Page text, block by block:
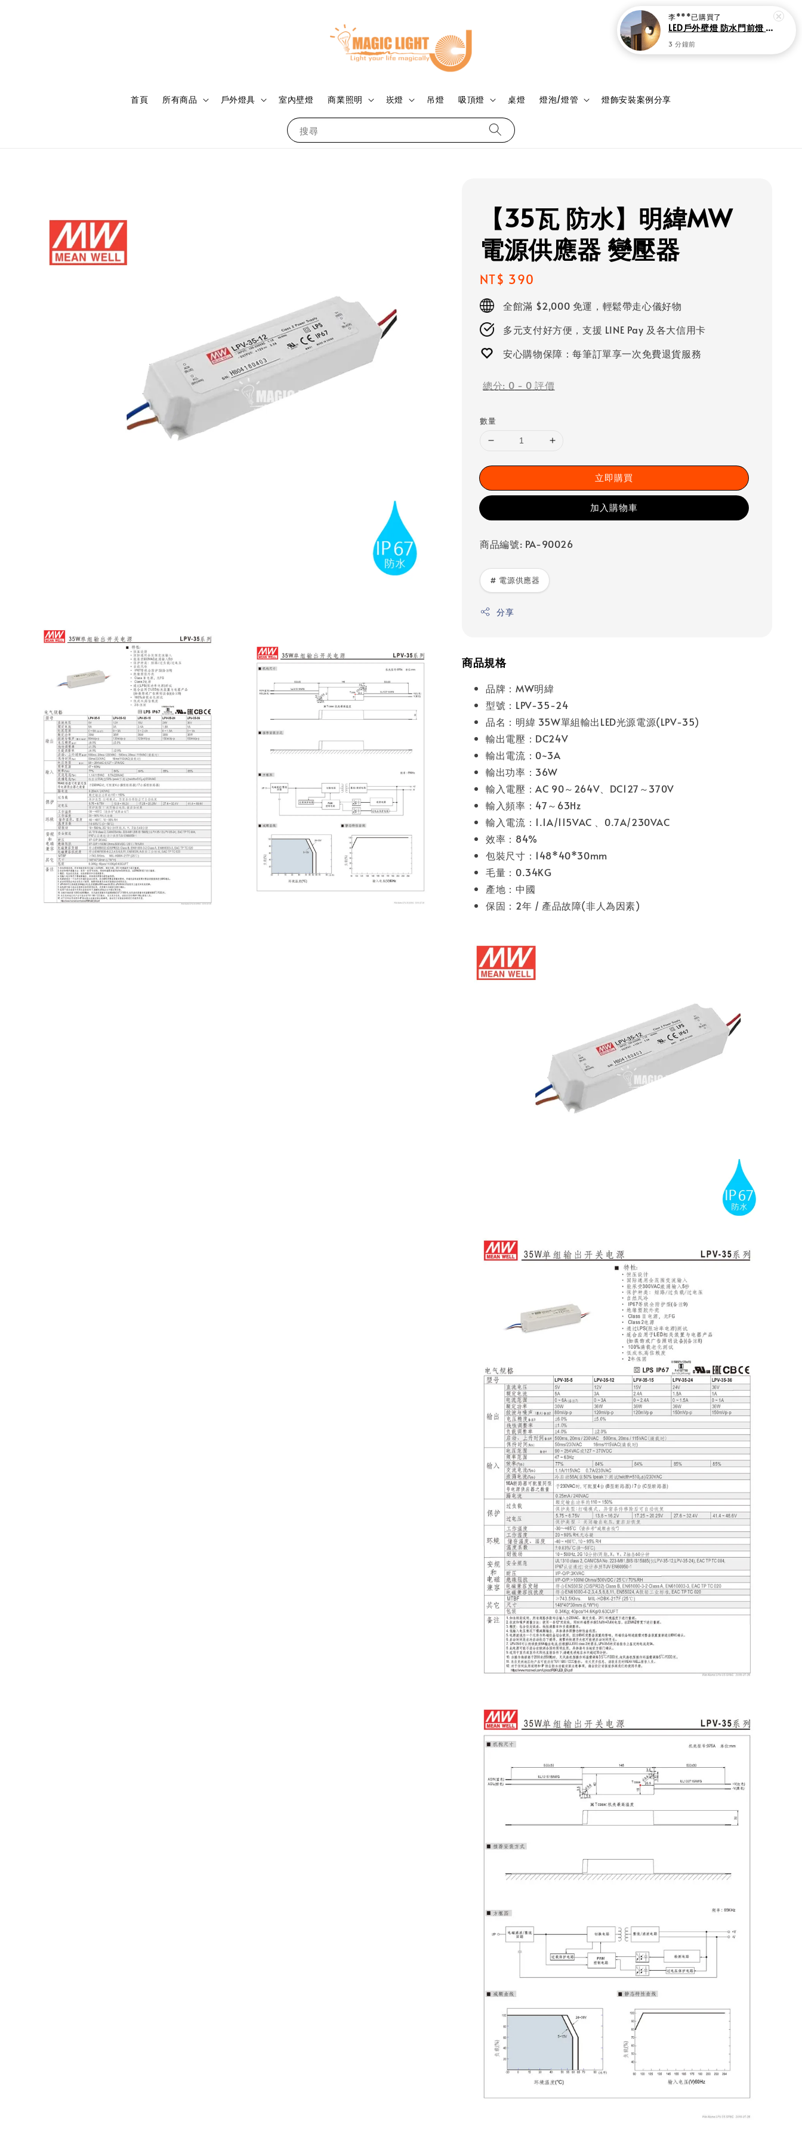
搜尋
首頁 所有商品 戶外燈具 室內壁燈 商業照明 崁燈 吊燈 吸頂燈 桌燈 燈泡/燈管 燈飾安裝案例分享
登入
【35瓦 防水】明緯MW
電源供應器 變壓器
Regular
price
NT$ 390
全館滿 $2,000 免運，輕鬆帶走心儀好物
多元支付好方便，支援 LINE Pay 及各大信用卡
安心購物保障：每筆訂單享一次免費退貨服務
總分: 0 - 0 評價
數量
立即購買
加入購物車
商品編號: PA-90026
# 電源供應器
分享
商品規格
品牌：MW明緯
型號：LPV-35-24
品名：明緯 35W單組輸出LED光源電源(LPV-35)
輸出電壓：DC24V
輸出電流：0~3A
輸出功率：36W
輸入電壓：AC 90～264V、DC127～370V
輸入頻率：47～63Hz
輸入電流：1.1A/115VAC 、0.7A/230VAC
效率：84%
包裝尺寸：148*40*30mm
毛量：0.34KG
產地：中國
保固：2年 / 產品故障(非人為因素)